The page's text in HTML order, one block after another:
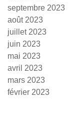
septembre 2023
août 2023
juillet 2023
juin 2023
mai 2023
avril 2023
mars 2023
février 2023